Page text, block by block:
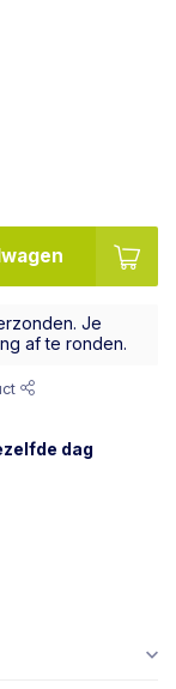
Je
af te ronden.
dag